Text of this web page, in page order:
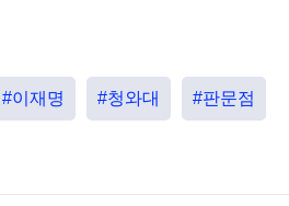
#이재명 #청와대 #판문점